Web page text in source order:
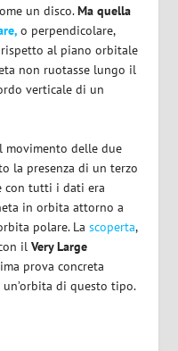
un disco.Ma quella
o perpendicolare,
al piano orbitale
non ruotasse lungo il
verticale di un
movimento delle due
la presenza di un terzo
con tutti i dati era
in orbita attorno a
polare. Lascoperta,
ilVery Large
prova concreta
un’orbita di questo tipo.